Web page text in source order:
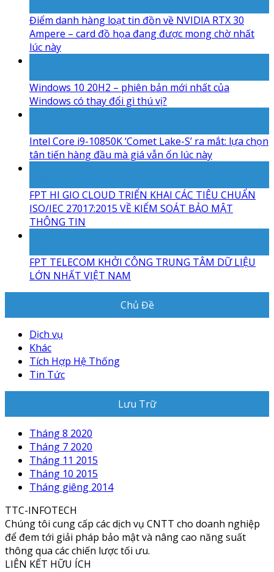
Điểm danh hàng loạt tin đồn về NVIDIA RTX 30
Ampere – card đồ họa đang được mong chờ nhất
lúc này
Windows 10 20H2 – phiên bản mới nhất của
Windows có thay đổi gì thú vị?
Intel Core i9-10850K ‘Comet Lake-S’ ra mắt: lựa chọn
tân tiến hàng đầu mà giá vẫn ổn lúc này
FPT HI GIO CLOUD TRIỂN KHAI CÁC TIÊU CHUẨN
ISO/IEC 27017:2015 VỀ KIỂM SOÁT BẢO MẬT
THÔNG TIN
FPT TELECOM KHỞI CÔNG TRUNG TÂM DỮ LIỆU
LỚN NHẤT VIỆT NAM
Chủ Đề
Dịch vụ
Khác
Tích Hợp Hệ Thống
Tin Tức
Lưu Trữ
Tháng 8 2020
Tháng 7 2020
Tháng 11 2015
Tháng 10 2015
Tháng giêng 2014
TTC-INFOTECH
Chúng tôi cung cấp các dịch vụ CNTT cho doanh nghiệp
để đem tới giải pháp bảo mật và nâng cao năng suất
thông qua các chiến lược tối ưu.
LIÊN KẾT HỮU ÍCH